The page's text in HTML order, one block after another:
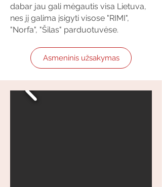
dabar jau gali mėgautis visa Lietuva,
nes jį galima įsigyti visose "RIMI",
"Norfa", "Šilas" parduotuvėse.
Asmeninis užsakymas